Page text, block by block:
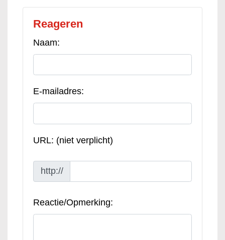
Reageren
Naam:
E-mailadres:
URL: (niet verplicht)
http://
Reactie/Opmerking: